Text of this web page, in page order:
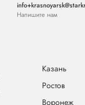
Напишите нам
Казань
Ростов
Воронеж